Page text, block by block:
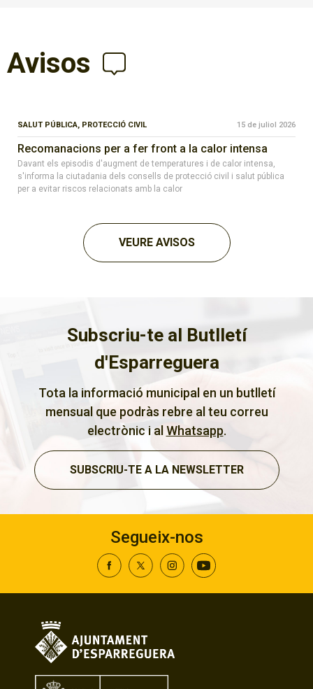
Avisos
SALUT PÚBLICA, PROTECCIÓ CIVIL 15 de juliol 2026
Recomanacions per a fer front a la calor intensa
Davant els episodis d'augment de temperatures i de calor intensa,
s'informa la ciutadania dels consells de protecció civil i salut pública
per a evitar riscos relacionats amb la calor
VEURE AVISOS
Subscriu-te al Butlletí
d'Esparreguera
Tota la informació municipal en un butlletí
mensual que podràs rebre al teu correu
electrònic i alWhatsapp.
SUBSCRIU-TE A LA NEWSLETTER
Segueix-nos